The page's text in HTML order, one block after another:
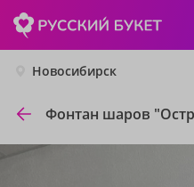
Новосибирск
Фонтан шаров